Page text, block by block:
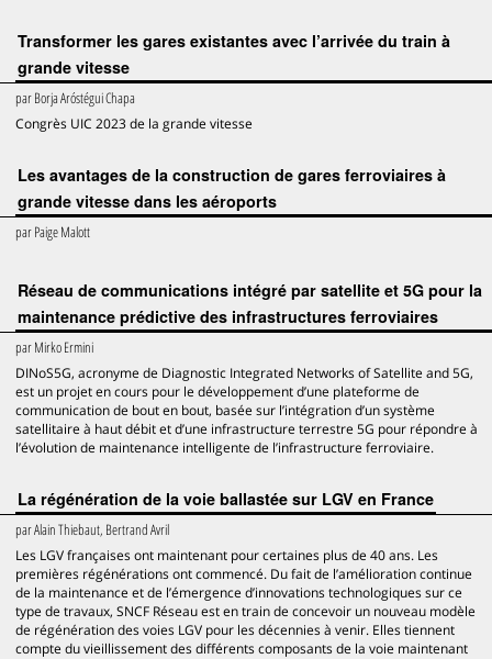
Transformer les gares existantes avec l’arrivée du train à
grande vitesse
parBorja Aróstégui Chapa
Congrès UIC 2023 de la grande vitesse
Les avantages de la construction de gares ferroviaires à
grande vitesse dans les aéroports
parPaige Malott
Réseau de communications intégré par satellite et 5G pour la
maintenance prédictive des infrastructures ferroviaires
parMirko Ermini
DINoS5G, acronyme de Diagnostic Integrated Networks of Satellite and 5G,
est un projet en cours pour le développement d’une plateforme de
communication de bout en bout, basée sur l’intégration d’un système
satellitaire à haut débit et d’une infrastructure terrestre 5G pour répondre à
l’évolution de maintenance intelligente de l’infrastructure ferroviaire.
La régénération de la voie ballastée sur LGV en France
parAlain Thiebaut, Bertrand Avril
Les LGV françaises ont maintenant pour certaines plus de 40 ans. Les
premières régénérations ont commencé. Du fait de l’amélioration continue
de la maintenance et de l’émergence d’innovations technologiques sur ce
type de travaux, SNCF Réseau est en train de concevoir un nouveau modèle
de régénération des voies LGV pour les décennies à venir. Elles tiennent
compte du vieillissement des différents composants de la voie maintenant